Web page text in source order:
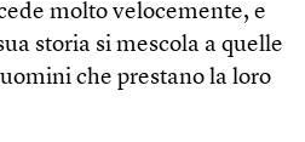
molto velocemente, e
storia si mescola a quelle
che prestano la loro